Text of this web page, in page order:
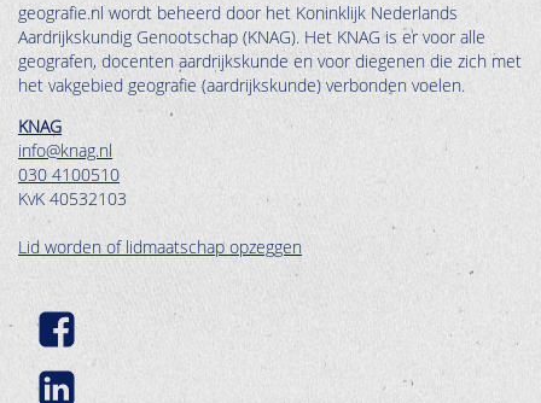
geografie.nl wordt beheerd door het Koninklijk Nederlands
Aardrijkskundig Genootschap (KNAG). Het KNAG is er voor alle
geografen, docenten aardrijkskunde en voor diegenen die zich met
het vakgebied geografie (aardrijkskunde) verbonden voelen.
KNAG
info@knag.nl
030 4100510
KvK 40532103
Lid worden of lidmaatschap opzeggen